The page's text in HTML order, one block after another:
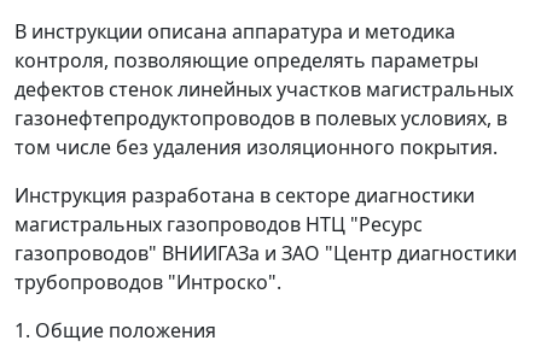
В инструкции описана аппаратура и методика
контроля, позволяющие определять параметры
дефектов стенок линейных участков магистральных
газонефтепродуктопроводов в полевых условиях, в
том числе без удаления изоляционного покрытия.
Инструкция разработана в секторе диагностики
магистральных газопроводов НТЦ "Ресурс
газопроводов" ВНИИГАЗа и ЗАО "Центр диагностики
трубопроводов "Интроско".
1. Общие положения